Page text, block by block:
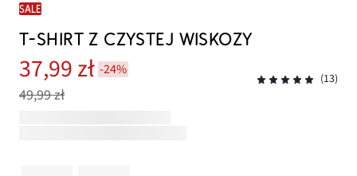
SALE
T-SHIRT Z CZYSTEJ WISKOZY
37,99 zł -24%
49,99 zł
(13)